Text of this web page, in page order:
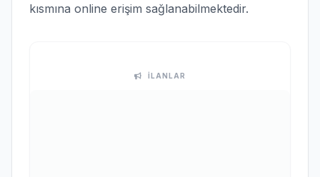
kısmına online erişim sağlanabilmektedir.
İLANLAR